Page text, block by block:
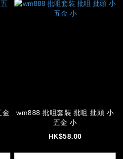
wm888 批咀套裝 批咀 批頭 小
五金 小
HK$58.00